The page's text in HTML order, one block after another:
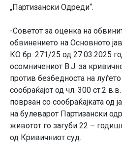
„Партизански Одреди“.
-Советот за оценка на
обвинението на Основното
КО бр. 271/25 од 27.03.2025
осомничениот В.Ј. за
против безбедноста на
сообраќајот од чл. 300 ст.2
поврзан со сообраќајката од
на булеварот Партизански
животот го загуби 22 –
од Кривичниот суд.